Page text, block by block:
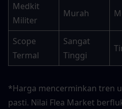
Medkit
Militer
Murah
Scope
Termal
Sangat
Tinggi
*Harga mencerminkan tren
pasti. Nilai Flea Market